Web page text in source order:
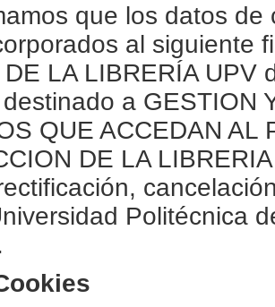
que los datos
al siguiente
DE LA LIBRERÍA
a GESTION
QUE ACCEDAN AL
DE LA
Politécnica